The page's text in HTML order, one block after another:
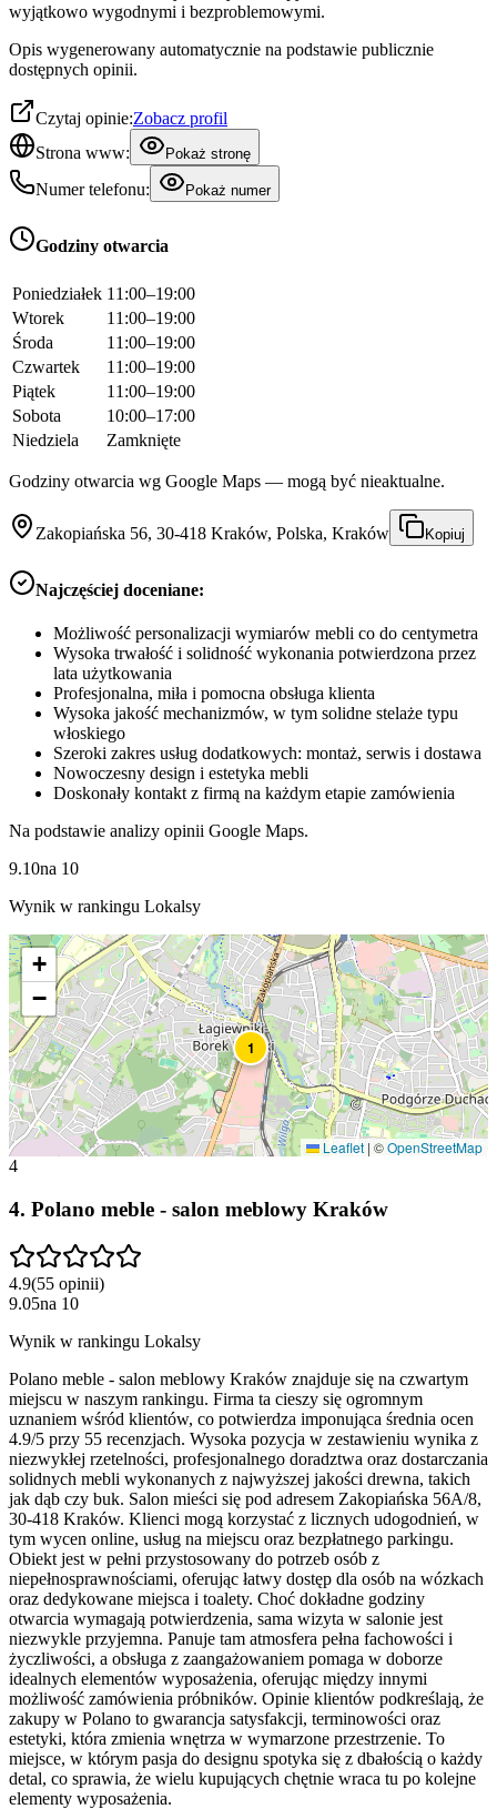
wyjątkowo wygodnymi i bezproblemowymi.
Opis wygenerowany automatycznie na podstawie publicznie
dostępnych opinii.
Czytaj opinie:Zobacz profil
Strona www:
Pokaż stronę
Numer telefonu: Pokaż numer
Godziny otwarcia
Poniedziałek 11:00–19:00
Wtorek
11:00–19:00
Środa
11:00–19:00
Czwartek
11:00–19:00
Piątek
11:00–19:00
Sobota
10:00–17:00
Niedziela
Zamknięte
Godziny otwarcia wg Google Maps — mogą być nieaktualne.
Zakopiańska 56, 30-418 Kraków, Polska, Kraków Kopiuj
Najczęściej doceniane:
Możliwość personalizacji wymiarów mebli co do centymetra
Wysoka trwałość i solidność wykonania potwierdzona przez
lata użytkowania
Profesjonalna, miła i pomocna obsługa klienta
Wysoka jakość mechanizmów, w tym solidne stelaże typu
włoskiego
Szeroki zakres usług dodatkowych: montaż, serwis i dostawa
Nowoczesny design i estetyka mebli
Doskonały kontakt z firmą na każdym etapie zamówienia
Na podstawie analizy opinii Google Maps.
9.10na 10
Wynik w rankingu Lokalsy
1
+
−
Leaflet | ©OpenStreetMap
4
4. Polano meble - salon meblowy Kraków
4.9(55 opinii)
9.05na 10
Wynik w rankingu Lokalsy
Polano meble - salon meblowy Kraków znajduje się na czwartym
miejscu w naszym rankingu. Firma ta cieszy się ogromnym
uznaniem wśród klientów, co potwierdza imponująca średnia ocen
4.9/5 przy 55 recenzjach. Wysoka pozycja w zestawieniu wynika z
niezwykłej rzetelności, profesjonalnego doradztwa oraz dostarczania
solidnych mebli wykonanych z najwyższej jakości drewna, takich
jak dąb czy buk. Salon mieści się pod adresem Zakopiańska 56A/8,
30-418 Kraków. Klienci mogą korzystać z licznych udogodnień, w
tym wycen online, usług na miejscu oraz bezpłatnego parkingu.
Obiekt jest w pełni przystosowany do potrzeb osób z
niepełnosprawnościami, oferując łatwy dostęp dla osób na wózkach
oraz dedykowane miejsca i toalety. Choć dokładne godziny
otwarcia wymagają potwierdzenia, sama wizyta w salonie jest
niezwykle przyjemna. Panuje tam atmosfera pełna fachowości i
życzliwości, a obsługa z zaangażowaniem pomaga w doborze
idealnych elementów wyposażenia, oferując między innymi
możliwość zamówienia próbników. Opinie klientów podkreślają, że
zakupy w Polano to gwarancja satysfakcji, terminowości oraz
estetyki, która zmienia wnętrza w wymarzone przestrzenie. To
miejsce, w którym pasja do designu spotyka się z dbałością o każdy
detal, co sprawia, że wielu kupujących chętnie wraca tu po kolejne
elementy wyposażenia.